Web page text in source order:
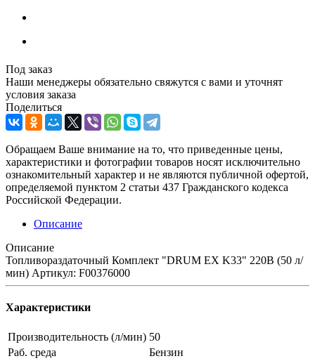
Под заказ
Наши менеджеры обязательно свяжутся с вами и уточнят
условия заказа
Поделиться
Обращаем Ваше внимание на то, что приведенные цены,
характеристики и фотографии товаров носят исключительно
ознакомительный характер и не являются публичной офертой,
определяемой пунктом 2 статьи 437 Гражданского кодекса
Российской Федерации.
Описание
Описание
Топливораздаточный Комплект "DRUM EX K33" 220В (50 л/
мин) Артикул: F00376000
Характеристики
Производительность (л/мин) 50
Раб. среда
Бензин